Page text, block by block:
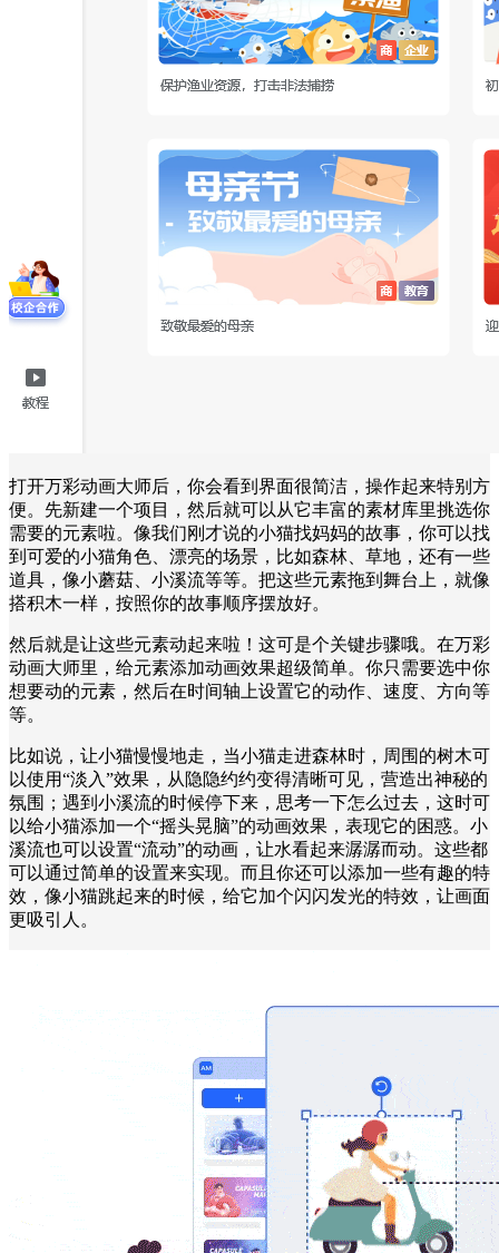
打开万彩动画大师后，你会看到界面很简洁，操作起来特别方
便。先新建一个项目，然后就可以从它丰富的素材库里挑选你
需要的元素啦。像我们刚才说的小猫找妈妈的故事，你可以找
到可爱的小猫角色、漂亮的场景，比如森林、草地，还有一些
道具，像小蘑菇、小溪流等等。把这些元素拖到舞台上，就像
搭积木一样，按照你的故事顺序摆放好。
然后就是让这些元素动起来啦！这可是个关键步骤哦。在万彩
动画大师里，给元素添加动画效果超级简单。你只需要选中你
想要动的元素，然后在时间轴上设置它的动作、速度、方向等
等。
比如说，让小猫慢慢地走，当小猫走进森林时，周围的树木可
以使用“淡入”效果，从隐隐约约变得清晰可见，营造出神秘的
氛围；遇到小溪流的时候停下来，思考一下怎么过去，这时可
以给小猫添加一个“摇头晃脑”的动画效果，表现它的困惑。小
溪流也可以设置“流动”的动画，让水看起来潺潺而动。这些都
可以通过简单的设置来实现。而且你还可以添加一些有趣的特
效，像小猫跳起来的时候，给它加个闪闪发光的特效，让画面
更吸引人。